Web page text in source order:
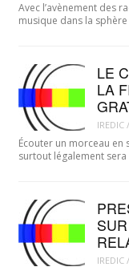
Avec l’avènement des
musique dans la
LE
LA
IREDIC/
Écouter un morceau
surtout légalement
IREDIC/